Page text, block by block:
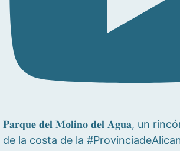
𝐏𝐚𝐫𝐪𝐮𝐞 𝐝𝐞𝐥 𝐌𝐨𝐥𝐢𝐧𝐨 𝐝𝐞𝐥 𝐀𝐠𝐮𝐚, un
de la costa de la